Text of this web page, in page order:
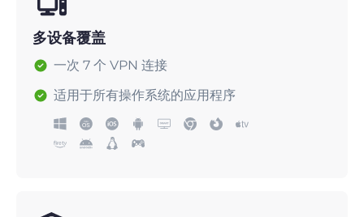
多设备覆盖
一次 7 个 VPN 连接
适用于所有操作系统的应用程序